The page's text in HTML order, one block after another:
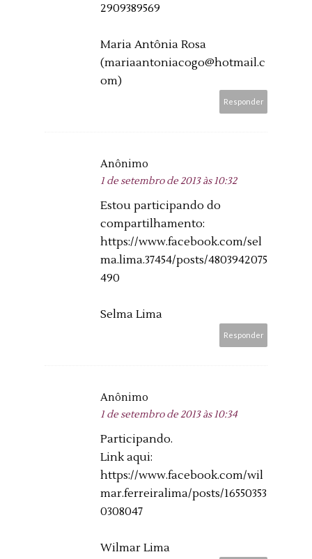
2909389569
Maria Antônia Rosa
(mariaantoniacogo@hotmail.c
om)
Responder
Anônimo
1 de setembro de 2013 às 10:32
Estou participando do
compartilhamento:
https://www.facebook.com/sel
ma.lima.37454/posts/4803942075
490
Selma Lima
Responder
Anônimo
1 de setembro de 2013 às 10:34
Participando.
Link aqui:
https://www.facebook.com/wil
mar.ferreiralima/posts/16550353
0308047
Wilmar Lima